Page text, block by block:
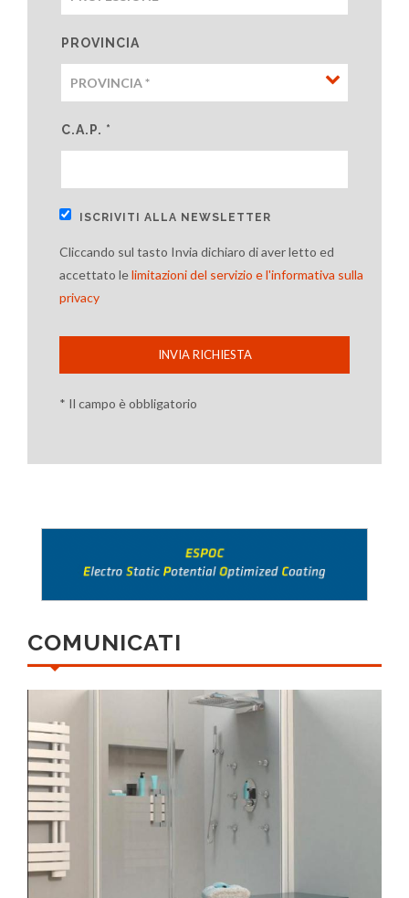
PROVINCIA
C.A.P. *
ISCRIVITI ALLA NEWSLETTER
Cliccando sul tasto Invia dichiaro di aver letto ed
accettato lelimitazioni del servizio e l'informativa sulla
privacy
INVIA RICHIESTA
* Il campo è obbligatorio
COMUNICATI